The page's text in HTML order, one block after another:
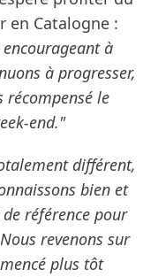
en Catalogne :
à
à progresser,
récompensé le
end."
différent,
bien et
référence pour
revenons sur
plus tôt